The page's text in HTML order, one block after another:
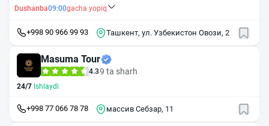
Dushanba09:00gacha yopiq
+998 90 966 99 93 Ташкент, ул. Узбекистон Овози, 2
Masuma Tour
4.39 ta sharh
24/7 Ishlaydi
+998 77 066 78 78 массив Себзар, 11